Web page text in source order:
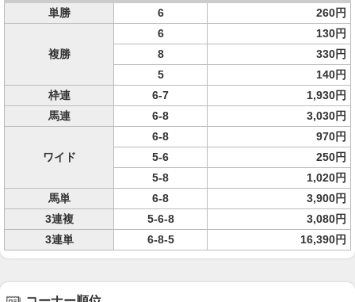
単勝 6 260円
複勝
6
130円
8
330円
5
140円
枠連
6-7
1,930円
馬連
6-8 3,030円
ワイド
6-8
970円
5-6
250円
5-8
1,020円
馬単
6-8
3,900円
3連複
5-6-8
3,080円
3連単
6-8-5 16,390円